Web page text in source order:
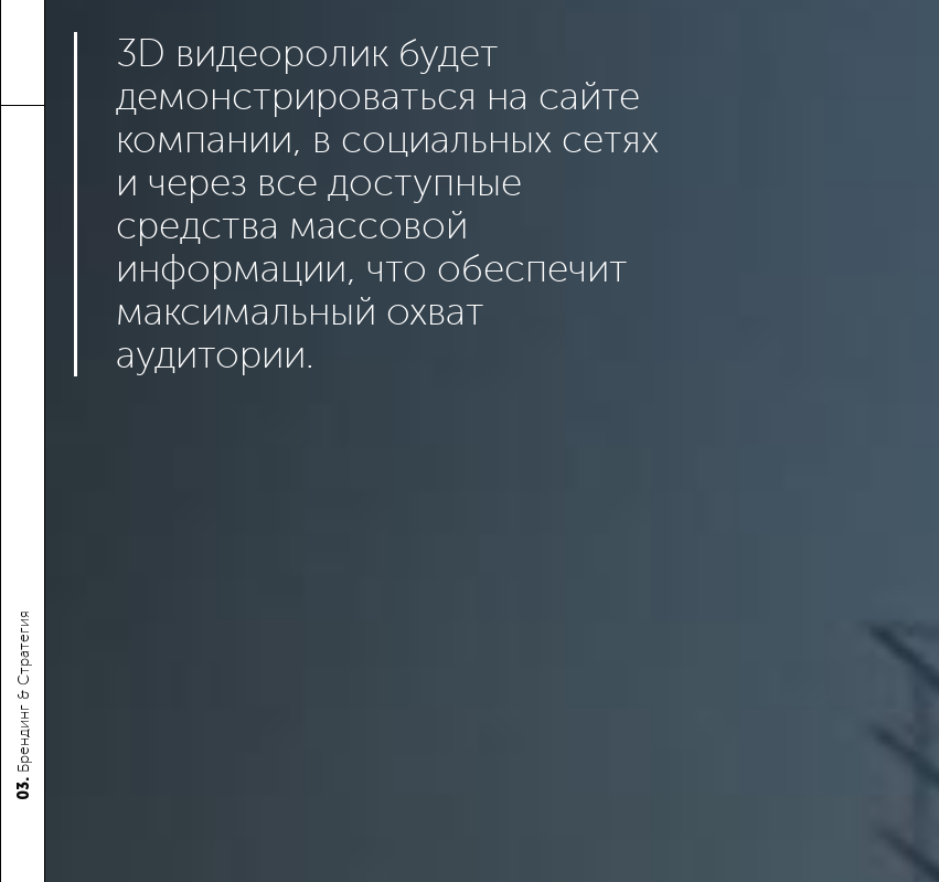
03.
Брендинг & Стратегия
3D видеоролик будет
демонстрироваться на сайте
компании, в социальных сетях
и через все доступные
средства массовой
информации, что обеспечит
максимальный охват
аудитории.